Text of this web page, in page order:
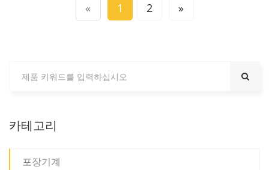
« 1 2 »
카테고리
포장기계